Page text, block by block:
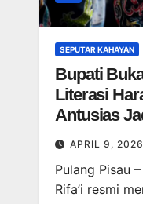
SEPUTAR KAHAYAN
Bupati
Literasi
Antusias
APRIL 9, 2026
Pulang Pisau
Rifa’i resmi